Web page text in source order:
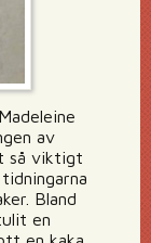
av
så viktigt
Bland
en